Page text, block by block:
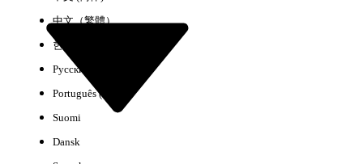
中文（繁體）
한국어
Русский
Português (Brasil)
Suomi
Dansk